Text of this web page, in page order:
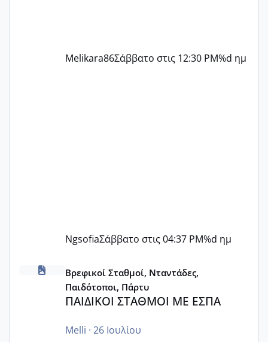
Melikara86Σάββατο στις 12:30 PM%d ημ
NgsofiaΣάββατο στις 04:37 PM%d ημ
ΠΑΙΔΙΚΟΙ ΣΤΑΘΜΟΙ ΜΕ ΕΣΠΑ
Βρεφικοί Σταθμοί, Νταντάδες,
Παιδότοποι, Πάρτυ
ΠΑΙΔΙΚΟΙ ΣΤΑΘΜΟΙ ΜΕ ΕΣΠΑ
Melli · 26 Ιουλίου